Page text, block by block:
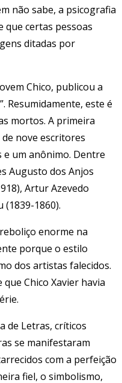
não sabe, a psicografia
que certas pessoas
ditadas por
Chico, publicou a
Resumidamente, este é
mortos. A primeira
nove escritores
um anônimo. Dentre
Augusto dos Anjos
Artur Azevedo
(1839-1860).
enorme na
porque o estilo
dos artistas falecidos.
Chico Xavier havia
de Letras, críticos
se manifestaram
com a perfeição
fiel, o simbolismo,